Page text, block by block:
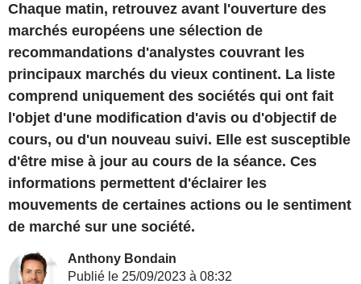
Chaque matin, retrouvez avant l'ouverture des
marchés européens une sélection de
recommandations d'analystes couvrant les
principaux marchés du vieux continent. La liste
comprend uniquement des sociétés qui ont fait
l'objet d'une modification d'avis ou d'objectif de
cours, ou d'un nouveau suivi. Elle est susceptible
d'être mise à jour au cours de la séance. Ces
informations permettent d'éclairer les
mouvements de certaines actions ou le sentiment
de marché sur une société.
Anthony Bondain
Publié le 25/09/2023 à 08:32